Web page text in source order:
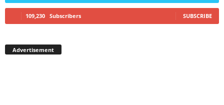
109,230 Subscribers SUBSCRIBE
Advertisement